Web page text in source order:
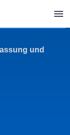
und